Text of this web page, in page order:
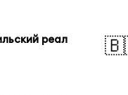
реал